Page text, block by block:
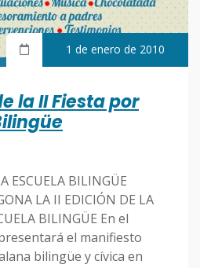
1 de enero de 2010
la II Fiesta por
ESCUELA BILINGÜE
LA II EDICIÓN DE LA
BILINGÜE En el
el manifiesto
bilingüe y cívica en